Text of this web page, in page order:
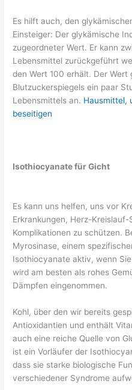
Es hilft auch, den
Einsteiger: Der glykämische
zugeordneter Wert. Er kann
Lebensmittel zurückgeführt
den Wert 100 erhält. Der
Blutzuckerspiegels ein paar
Lebensmittels an. Hausmittel,
beseitigen
Isothiocyanate für Gicht
Es kann uns helfen, uns vor
Erkrankungen, Herz-
Komplikationen zu schützen.
Myrosinase, einem
Isothiocyanate aktiv, wenn
wird am besten als rohes
Dämpfen eingenommen.
Kohl, über den wir bereits
Antioxidantien und enthält
auch eine reiche Quelle von
ist ein Vorläufer der
dass sie starke biologische
verschiedener Syndrome